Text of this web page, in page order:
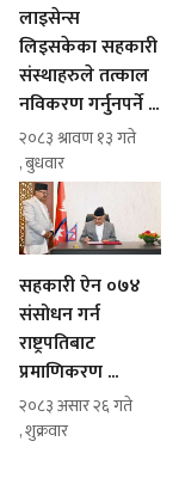
लाइसेन्स
लिइसकेका सहकारी
संस्थाहरुले तत्काल
नविकरण गर्नुनपर्ने ...
२०८३ श्रावण १३ गते
, बुधवार
सहकारी ऐन ०७४
संसोधन गर्न
राष्ट्रपतिबाट
प्रमाणिकरण ...
२०८३ असार २६ गते
, शुक्रवार